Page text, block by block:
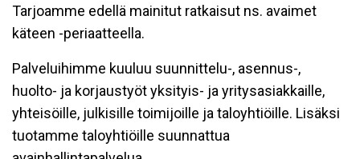
Tarjoamme edellä mainitut ratkaisut ns. avaimet
käteen -periaatteella.
Palveluihimme kuuluu suunnittelu-, asennus-,
huolto- ja korjaustyöt yksityis- ja yritysasiakkaille,
yhteisöille, julkisille toimijoille ja taloyhtiöille. Lisäksi
tuotamme taloyhtiöille suunnattua